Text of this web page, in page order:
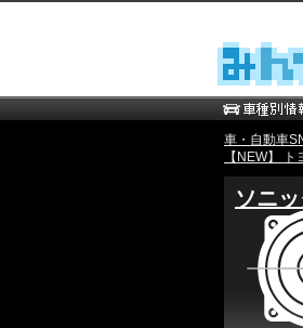
車・自動車
【NEW】
ソニ